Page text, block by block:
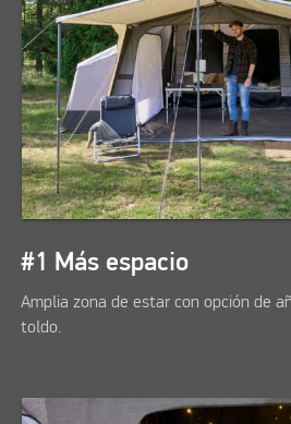
#1 Más espacio
Amplia zona de estar con opción de
toldo.